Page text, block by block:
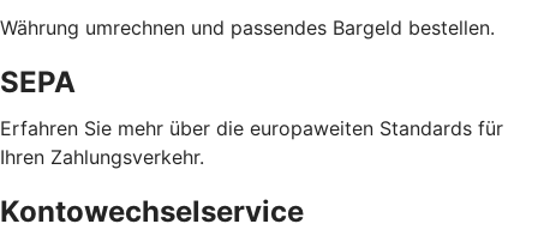
Währung umrechnen und passendes Bargeld bestellen.
SEPA
Erfahren Sie mehr über die europaweiten Standards für
Ihren Zahlungsverkehr.
Kontowechselservice